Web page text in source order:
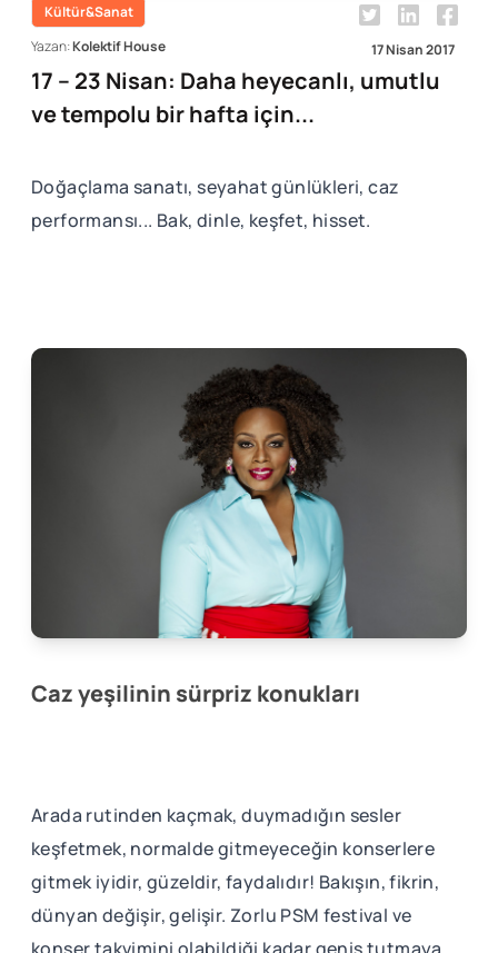
Kültür&Sanat
Yazan:Kolektif House 17 Nisan 2017
17 – 23 Nisan: Daha heyecanlı, umutlu
ve tempolu bir hafta için...
Doğaçlama sanatı, seyahat günlükleri, caz
performansı... Bak, dinle, keşfet, hisset.
Caz yeşilinin sürpriz konukları
Arada rutinden kaçmak, duymadığın sesler
keşfetmek, normalde gitmeyeceğin konserlere
gitmek iyidir, güzeldir, faydalıdır! Bakışın, fikrin,
dünyan değişir, gelişir. Zorlu PSM festival ve